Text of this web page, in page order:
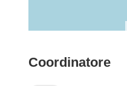
Coordinatore